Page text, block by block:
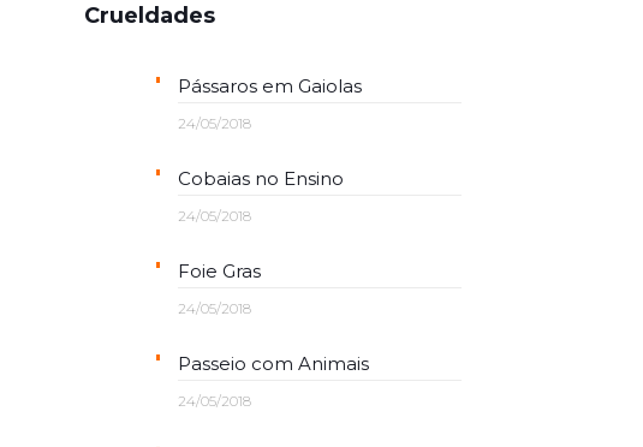
Crueldades
Pássaros em Gaiolas
24/05/2018
Cobaias no Ensino
24/05/2018
Foie Gras
24/05/2018
Passeio com Animais
24/05/2018